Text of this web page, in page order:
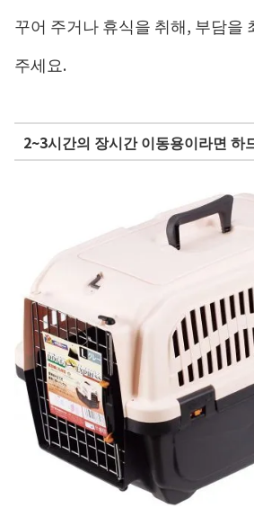
꾸어 주거나 ​​휴식을 취해, 부담을
주세요.
2~3시간의 장시간 이동용이라면 하